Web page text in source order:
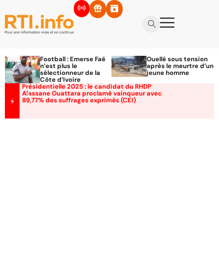
Football : Emerse Faé
n’est plus le
sélectionneur de la
Côte d’Ivoire
Ouellé sous tension
après le meurtre d’un
jeune homme
Présidentielle 2025 : le candidat du RHDP
Alassane Ouattara proclamé vainqueur avec
89,77% des suffrages exprimés (CEI)